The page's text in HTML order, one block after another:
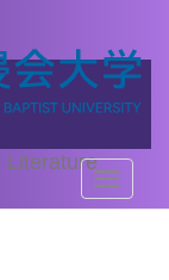
Literature
Toggle